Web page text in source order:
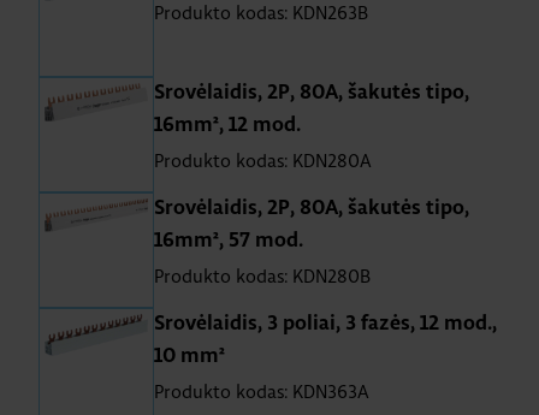
Produkto kodas: KDN263B
Srovėlaidis, 2P, 80A, šakutės tipo,
16mm², 12 mod.
Produkto kodas: KDN280A
Srovėlaidis, 2P, 80A, šakutės tipo,
16mm², 57 mod.
Produkto kodas: KDN280B
Srovėlaidis, 3 poliai, 3 fazės, 12 mod.,
10 mm²
Produkto kodas: KDN363A